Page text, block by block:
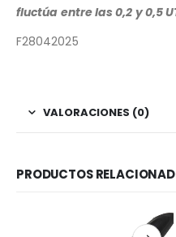
fluctúa entre las 0,2 y 0,5
F28042025
VALORACIONES (0)
PRODUCTOS